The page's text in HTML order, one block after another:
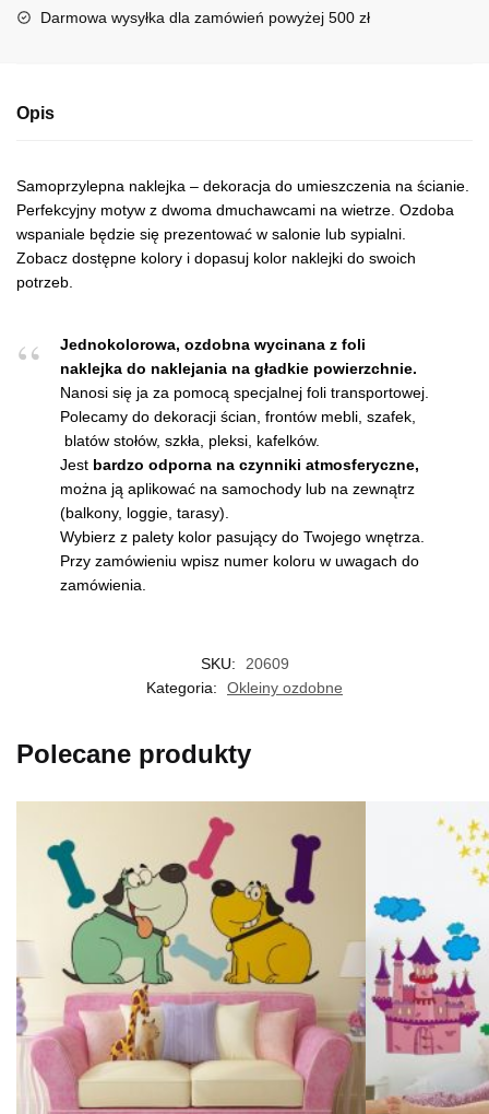
Darmowa wysyłka dla zamówień powyżej 500 zł
Opis
Samoprzylepna naklejka – dekoracja do umieszczenia na ścianie.
Perfekcyjny motyw z dwoma dmuchawcami na wietrze. Ozdoba
wspaniale będzie się prezentować w salonie lub sypialni.
Zobacz dostępne kolory i dopasuj kolor naklejki do swoich
potrzeb.
Jednokolorowa, ozdobna wycinana z foli
naklejka do naklejania na gładkie powierzchnie.
Nanosi się ja za pomocą specjalnej foli transportowej.
Polecamy do dekoracji ścian, frontów mebli, szafek,
blatów stołów, szkła, pleksi, kafelków.
Jest bardzo odporna na czynniki atmosferyczne,
można ją aplikować na samochody lub na zewnątrz
(balkony, loggie, tarasy).
Wybierz z palety kolor pasujący do Twojego wnętrza.
Przy zamówieniu wpisz numer koloru w uwagach do
zamówienia.
SKU:
20609
Kategoria:
Okleiny ozdobne
Polecane produkty